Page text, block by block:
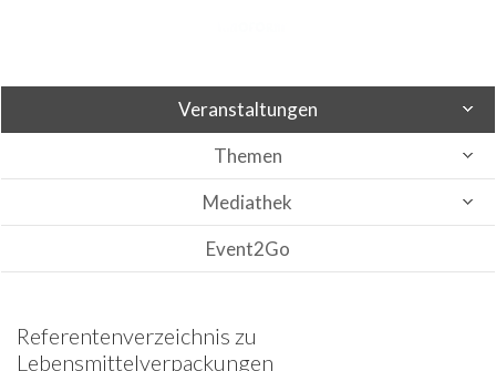
Veranstaltungen
Themen
Mediathek
Event2Go
Referentenverzeichnis zu
Lebensmittelverpackungen